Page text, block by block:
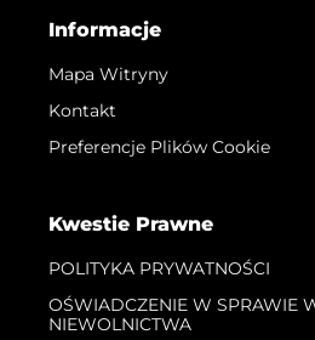
Informacje
Mapa Witryny
Kontakt
Preferencje Plików Cookie
Kwestie Prawne
POLITYKA PRYWATNOŚCI
OŚWIADCZENIE W SPRAWIE
NIEWOLNICTWA